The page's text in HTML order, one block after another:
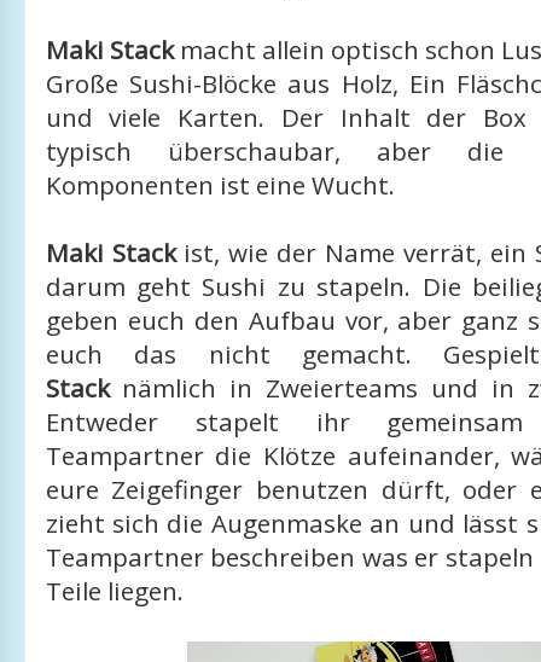
Maki Stackmacht allein optisch schon
Große Sushi-Blöcke aus Holz, Ein
und viele Karten. Der Inhalt der Box
typisch überschaubar, aber die
Komponenten ist eine Wucht.
Maki Stack ist, wie der Name verrät, ein
darum geht Sushi zu stapeln. Die
geben euch den Aufbau vor, aber ganz
euch das nicht gemacht.
Stacknämlich in Zweierteams und in
Entweder stapelt ihr
Teampartner die Klötze aufeinander,
eure Zeigefinger benutzen dürft, oder
zieht sich die Augenmaske an und lässt
Teampartner beschreiben was er
Teile liegen.